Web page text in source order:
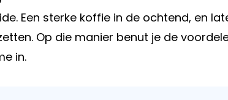
Een sterke koffie in de ochtend, en
Op die manier benut je de
in.